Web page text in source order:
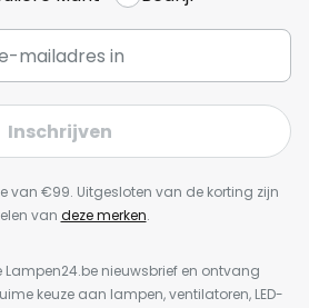
Inschrijven
van €99. Uitgesloten van de korting zijn
van deze merken.
Lampen24.be nieuwsbrief en ontvang
keuze aan lampen, ventilatoren, LED-